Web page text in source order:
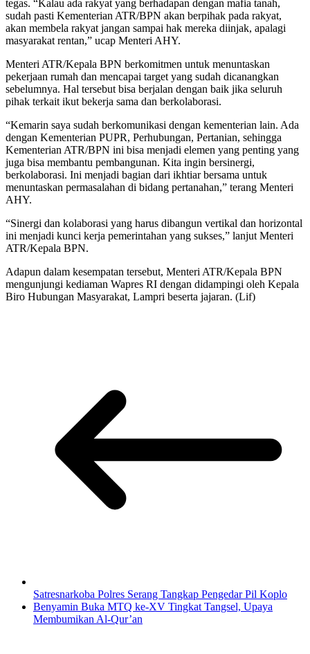
tegas. “Kalau ada rakyat yang berhadapan dengan mafia tanah,
sudah pasti Kementerian ATR/BPN akan berpihak pada rakyat,
akan membela rakyat jangan sampai hak mereka diinjak, apalagi
masyarakat rentan,” ucap Menteri AHY.
Menteri ATR/Kepala BPN berkomitmen untuk menuntaskan
pekerjaan rumah dan mencapai target yang sudah dicanangkan
sebelumnya. Hal tersebut bisa berjalan dengan baik jika seluruh
pihak terkait ikut bekerja sama dan berkolaborasi.
“Kemarin saya sudah berkomunikasi dengan kementerian lain. Ada
dengan Kementerian PUPR, Perhubungan, Pertanian, sehingga
Kementerian ATR/BPN ini bisa menjadi elemen yang penting yang
juga bisa membantu pembangunan. Kita ingin bersinergi,
berkolaborasi. Ini menjadi bagian dari ikhtiar bersama untuk
menuntaskan permasalahan di bidang pertanahan,” terang Menteri
AHY.
“Sinergi dan kolaborasi yang harus dibangun vertikal dan horizontal
ini menjadi kunci kerja pemerintahan yang sukses,” lanjut Menteri
ATR/Kepala BPN.
Adapun dalam kesempatan tersebut, Menteri ATR/Kepala BPN
mengunjungi kediaman Wapres RI dengan didampingi oleh Kepala
Biro Hubungan Masyarakat, Lampri beserta jajaran. (Lif)
Satresnarkoba Polres Serang Tangkap Pengedar Pil Koplo
Benyamin Buka MTQ ke-XV Tingkat Tangsel, Upaya
Membumikan Al-Qur’an